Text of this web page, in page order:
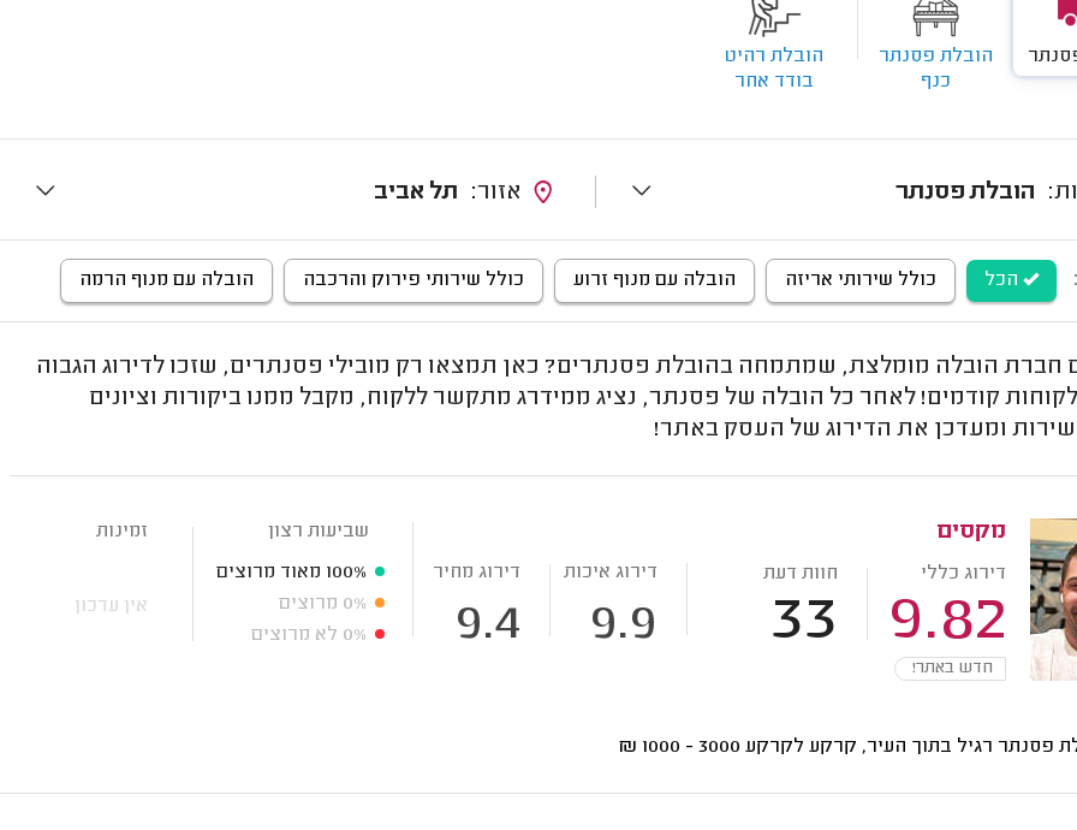
הובלת פסנתר
כנף
הובלת רהיט
בודד אחר
הובלת פסנתר תל אביב
הכל כולל שירותי אריזה הובלה עם מנוף זרוע כולל שירותי פירוק והרכבה הובלה עם מנוף הרמה
הובלה מומלצת, שמתמחה בהובלת פסנתרים? כאן תמצאו רק מובילי פסנתרים, שזכו לדירוג הגבוה
קודמים! לאחר כל הובלה של פסנתר, נציג ממידרג מתקשר ללקוח, מקבל ממנו ביקורות וציונים
ומעדכן את הדירוג של העסק באתר!
מקסים
דירוג כללי
9.82
חוות דעת
33
דירוג איכות
9.9
דירוג מחיר
9.4
חדש באתר!
שביעות רצון
100% מאוד מרוצים
0% מרוצים
0% לא מרוצים
זמינות
אין עדכון
פסנתר רגיל בתוך העיר, קרקע לקרקע 3000 - 1000
₪